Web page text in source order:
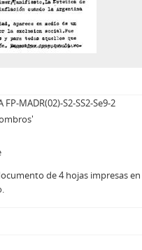
MADR(02)-S2-SS2-Se9-2
de 4 hojas impresas